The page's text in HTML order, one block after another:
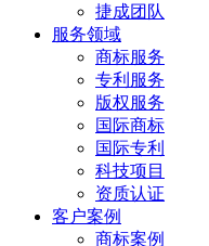
捷成团队
服务领域
商标服务
专利服务
版权服务
国际商标
国际专利
科技项目
资质认证
客户案例
商标案例